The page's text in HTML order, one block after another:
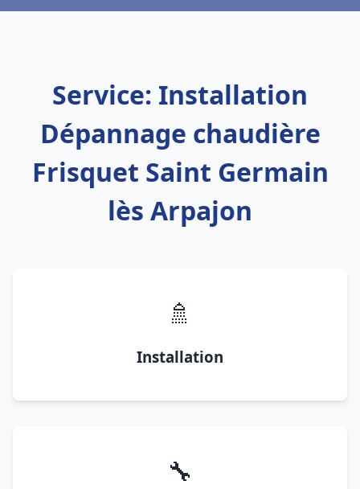
Service: Installation
Dépannage chaudière
Frisquet Saint Germain
lès Arpajon
🚿
Installation
🔧